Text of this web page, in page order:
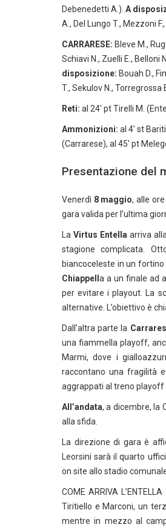
Debenedetti A.). A
A., Del Lungo T., Mezzoni
CARRARESE: Bleve M.,
Schiavi N., Zuelli E., Belloni
disposizione: Bouah D.,
T., Sekulov N., Torregrossa
Reti: al 24′ pt Tirelli M.
Ammonizioni: al 4′ st
(Carrarese), al 45′ pt
Presentazione del
Venerdì 8 maggio, alle
gara valida per l’ultima
LaVirtus Entella arriva
stagione complicata.
biancoceleste in un
Chiappell a a un finale ad
per evitare i playout. La
alternative. L’obiettivo è
Dall’altra parte la
una fiammella playoff,
Marmi, dove i
raccontano una fragilità
aggrappati al treno playoff
All’andata, a dicembre, la
alla sfida.
La direzione di gara è
Leorsini sarà il quarto
on site allo stadio
COME ARRIVA
Tiritiello e Marconi, un
mentre in mezzo al